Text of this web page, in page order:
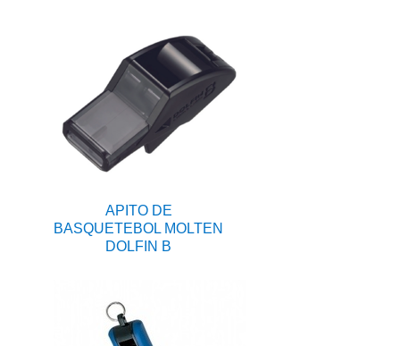
APITO DE
BASQUETEBOL MOLTEN
DOLFIN B